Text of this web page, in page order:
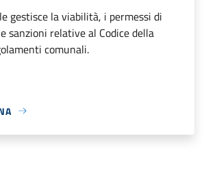
gestisce la viabilità, i permessi di
sanzioni relative al Codice della
comunali.